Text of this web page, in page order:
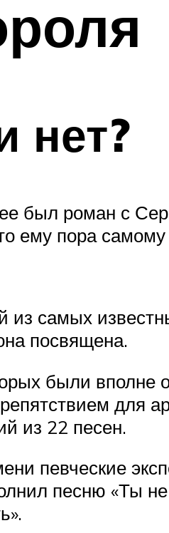
нет?
был роман с
ему пора
из самых
посвящена.
были вполне
для
из 22 песен.
певческие
песню «Ты